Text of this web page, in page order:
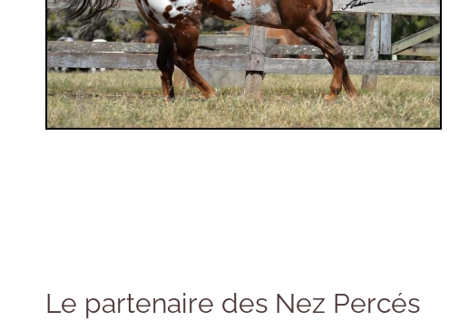
Le partenaire des Nez Percés